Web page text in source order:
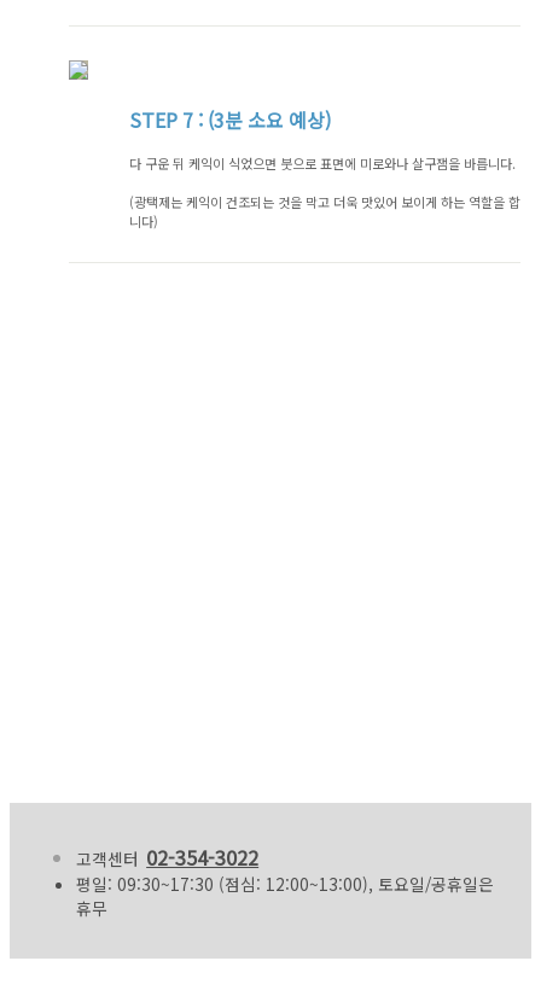
STEP7 : (3분 소요 예상)
다 구운 뒤 케익이 식었으면 붓으로 표면에 미로와나 살구잼을 바릅니다.
(광택제는 케익이 건조되는 것을 막고 더욱 맛있어 보이게 하는 역할을 합
니다)
고객센터 02-354-3022
평일: 09:30~17:30 (점심: 12:00~13:00), 토요일/공휴일은
휴무